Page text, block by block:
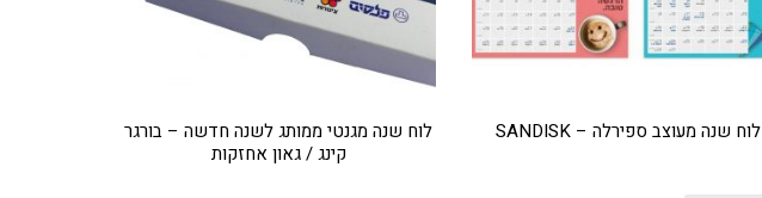
לוח שנה מעוצב ספירלה – SANDISK
לוח שנה מגנטי ממותג לשנה חדשה – בורגר
קינג / גאון אחזקות